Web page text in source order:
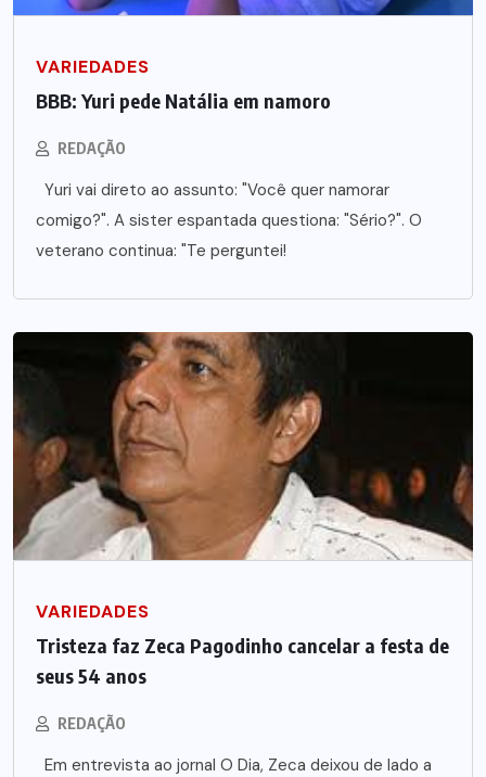
VARIEDADES
BBB: Yuri pede Natália em namoro
REDAÇÃO
Yuri vai direto ao assunto: "Você quer namorar
comigo?". A sister espantada questiona: "Sério?". O
veterano continua: "Te perguntei!
VARIEDADES
Tristeza faz Zeca Pagodinho cancelar a festa de
seus 54 anos
REDAÇÃO
Em entrevista ao jornal O Dia, Zeca deixou de lado a